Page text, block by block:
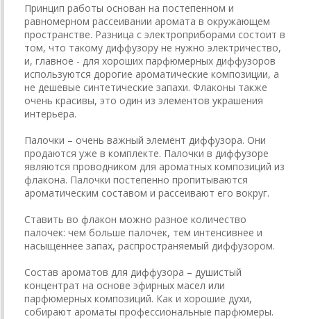
Принцип работы основан на постепенном и
равномерном рассеивании аромата в окружающем
пространстве. Разница с электроприборами состоит в
том, что такому диффузору не нужно электричество,
и, главное - для хороших парфюмерных диффузоров
используются дорогие ароматические композиции, а
не дешевые синтетические запахи. Флаконы также
очень красивы, это один из элементов украшения
интерьера.
Палочки – очень важный элемент диффузора. Они
продаются уже в комплекте. Палочки в диффузоре
являются проводником для ароматных композиций из
флакона. Палочки постепенно пропитываются
ароматическим составом и рассеивают его вокруг.
Ставить во флакон можно разное количество
палочек: чем больше палочек, тем интенсивнее и
насыщеннее запах, распространяемый диффузором.
Состав ароматов для диффузора – душистый
концентрат на основе эфирных масел или
парфюмерных композиций. Как и хорошие духи,
собирают ароматы профессиональные парфюмеры.